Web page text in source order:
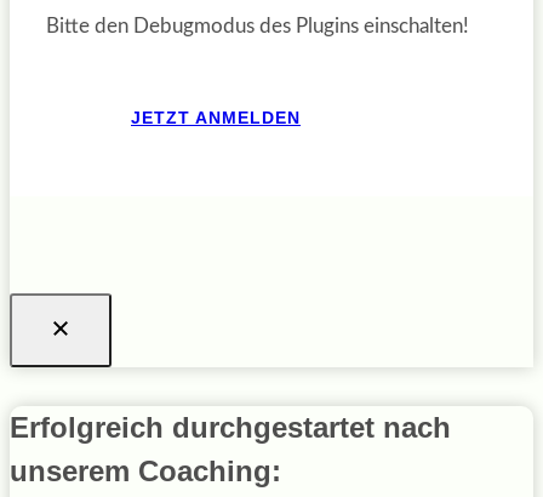
Bitte den Debugmodus des Plugins einschalten!
JETZT ANMELDEN
Erfolgreich durchgestartet nach
unserem Coaching: